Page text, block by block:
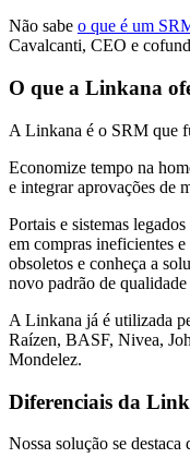
Não sabe o que é um
Cavalcanti, CEO e
O que a Linkana
A Linkana é o SRM que
Economize tempo na
e integrar aprovações de
Portais e sistemas
em compras ineficientes
obsoletos e conheça a
novo padrão de
A Linkana já é utilizada
Raízen, BASF, Nivea,
Mondelez.
Diferenciais da
Nossa solução se